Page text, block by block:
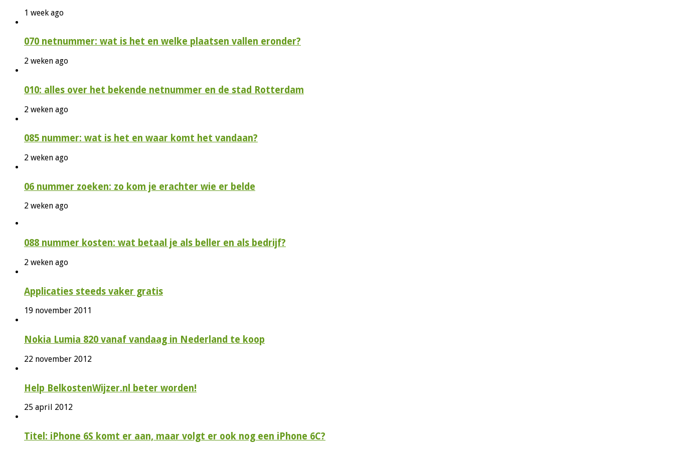
1 week ago
070 netnummer: wat is het en welke plaatsen vallen eronder?
2 weken ago
010: alles over het bekende netnummer en de stad Rotterdam
2 weken ago
085 nummer: wat is het en waar komt het vandaan?
2 weken ago
06 nummer zoeken: zo kom je erachter wie er belde
2 weken ago
088 nummer kosten: wat betaal je als beller en als bedrijf?
2 weken ago
Applicaties steeds vaker gratis
19 november 2011
Nokia Lumia 820 vanaf vandaag in Nederland te koop
22 november 2012
Help BelkostenWijzer.nl beter worden!
25 april 2012
Titel: iPhone 6S komt er aan, maar volgt er ook nog een iPhone 6C?